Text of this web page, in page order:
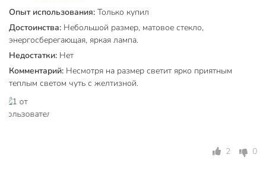
Индекс цветопередачи (CRI)
Угол рассеивания, °
280 °
Бренд
Страна производства
Китай
Тип цоколя
Цветовая температура, К
Опыт использования: Только купил
Достоинства: Небольшой размер, матовое стекло,
энергосберегающая, яркая лампа.
Недостатки: Нет
Комментарий: Несмотря на размер светит ярко приятным
теплым светом чуть с желтизной.
2 0